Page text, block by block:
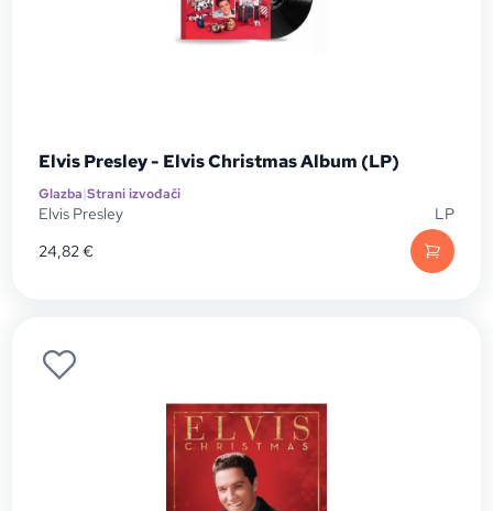
Elvis Presley - Elvis Christmas Album (LP)
Glazba|Strani izvođači
Elvis Presley
LP
24,82€